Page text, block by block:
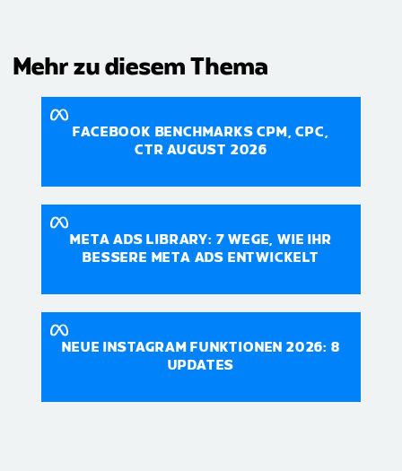
Mehr zu diesem Thema
FACEBOOK BENCHMARKS CPM, CPC,
CTR AUGUST 2026
META ADS LIBRARY: 7 WEGE, WIE IHR
BESSERE META ADS ENTWICKELT
NEUE INSTAGRAM FUNKTIONEN 2026: 8
UPDATES